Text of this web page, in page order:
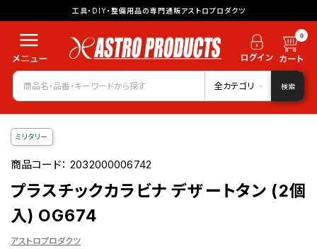
工具・DIY・整備用品の専門通販アストロプロダクツ
0
全カテゴリ 検索
ミリタリー
商品コード：2032000006742
プラスチックカラビナ デザートタン (2個
入) OG674
アストロプロダクツ